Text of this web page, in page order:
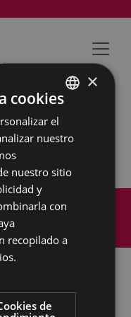
Aviso legal
BASQUE
SPANISH
×
cookies
el
nuestro
nuestro sitio
y
con
recopilado a
de